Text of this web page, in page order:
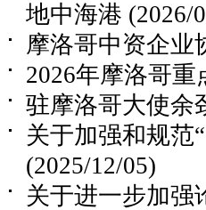
地中海港 (2026/
摩洛哥中资企业
2026年摩洛哥重
驻摩洛哥大使余
关于加强和规范
(2025/12/05)
关于进一步加强